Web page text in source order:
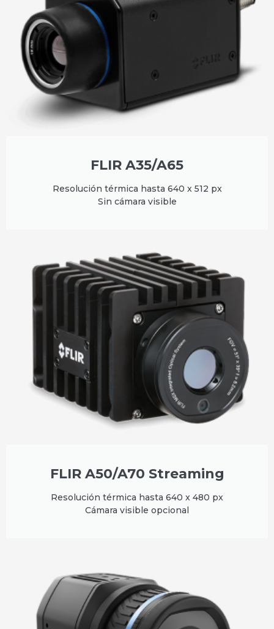
FLIR A35/A65
Resolución térmica hasta 640 x 512 px
Sin cámara visible
FLIR A50/A70 Streaming
Resolución térmica hasta 640 x 480 px
Cámara visible opcional